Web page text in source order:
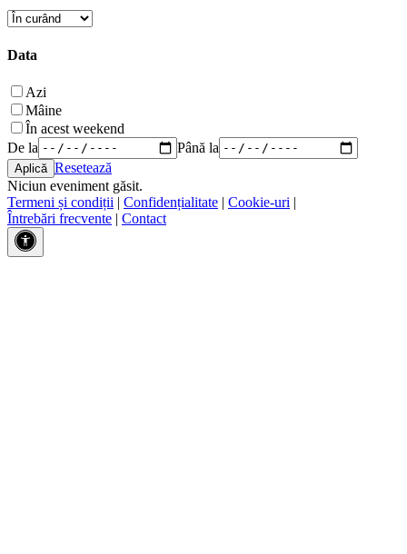
Data
Azi
Mâine
În acest weekend
De la
Până la
Resetează
Niciun eveniment găsit.
Termeni și condiții | Confidențialitate | Cookie-uri |
Întrebări frecvente | Contact